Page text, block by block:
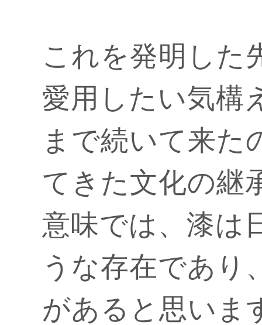
これを発明した
愛用したい気構
まで続いて来た
てきた文化の継
意味では、漆は
うな存在であり
があると思いま